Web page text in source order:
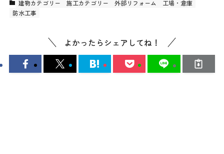
建物カテゴリー 施工カテゴリー 外部リフォーム
工場・倉庫
防水工事
よかったらシェアしてね！